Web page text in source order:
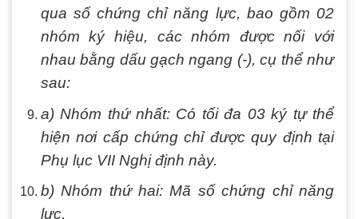
qua số chứng chỉ năng lực, bao gồm 02
nhóm ký hiệu, các nhóm được nối với
nhau bằng dấu gạch ngang (-), cụ thể như
sau:
a) Nhóm thứ nhất: Có tối đa 03 ký tự thể
hiện nơi cấp chứng chỉ được quy định tại
Phụ lục VII Nghị định này.
b) Nhóm thứ hai: Mã số chứng chỉ năng
lực.